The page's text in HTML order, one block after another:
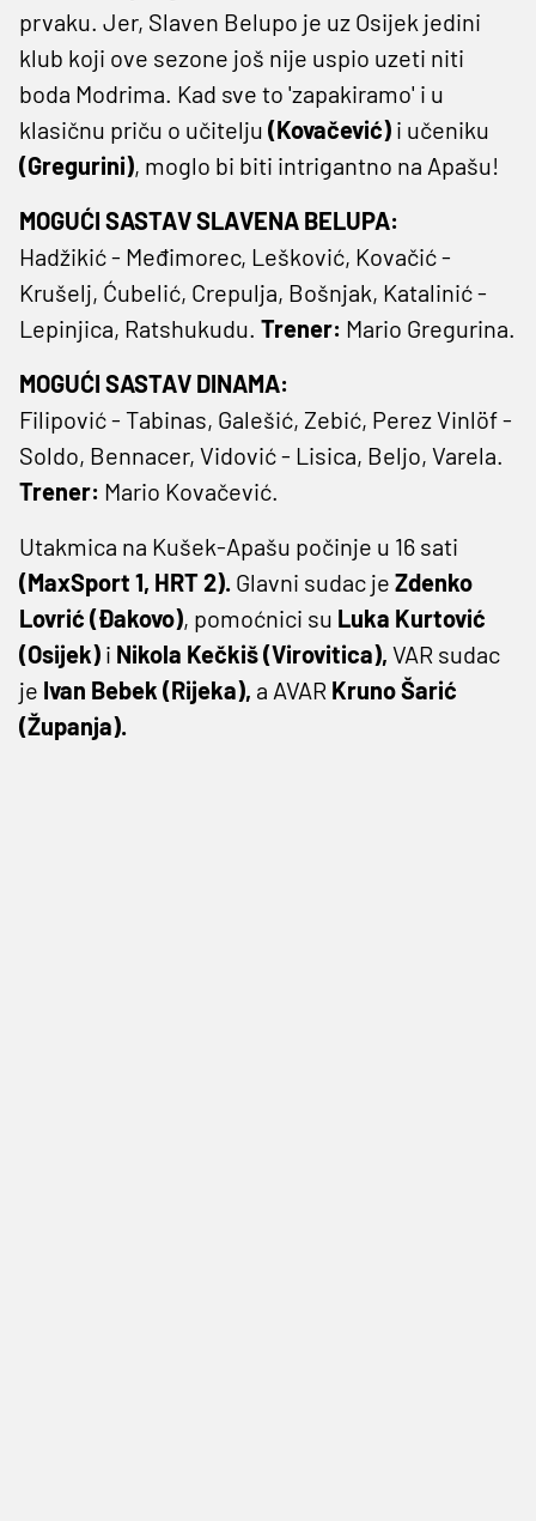
prvaku. Jer, Slaven Belupo je uz Osijek jedini
klub koji ove sezone još nije uspio uzeti niti
boda Modrima. Kad sve to 'zapakiramo' i u
klasičnu priču o učitelju (Kovačević) i učeniku
(Gregurini), moglo bi biti intrigantno na Apašu!
MOGUĆI SASTAV SLAVENA BELUPA:
Hadžikić - Međimorec, Lešković, Kovačić -
Krušelj, Ćubelić, Crepulja, Bošnjak, Katalinić -
Lepinjica, Ratshukudu. Trener: Mario Gregurina.
MOGUĆI SASTAV DINAMA:
Filipović - Tabinas, Galešić, Zebić, Perez Vinlöf -
Soldo, Bennacer, Vidović - Lisica, Beljo, Varela.
Trener: Mario Kovačević.
Utakmica na Kušek-Apašu počinje u 16 sati
(MaxSport 1, HRT 2). Glavni sudac je Zdenko
Lovrić (Đakovo), pomoćnici su Luka Kurtović
(Osijek) i Nikola Kečkiš (Virovitica), VAR sudac
je Ivan Bebek (Rijeka), a AVAR Kruno Šarić
(Županja).